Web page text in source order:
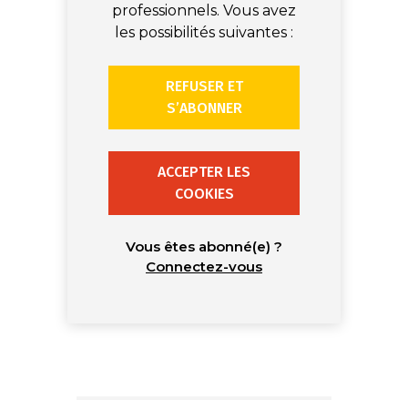
professionnels. Vous avez
les possibilités suivantes :
REFUSER ET
S’ABONNER
ACCEPTER LES
COOKIES
Vous êtes abonné(e) ?
Connectez-vous